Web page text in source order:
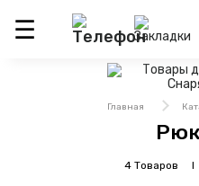
Главная
4 Товаров I